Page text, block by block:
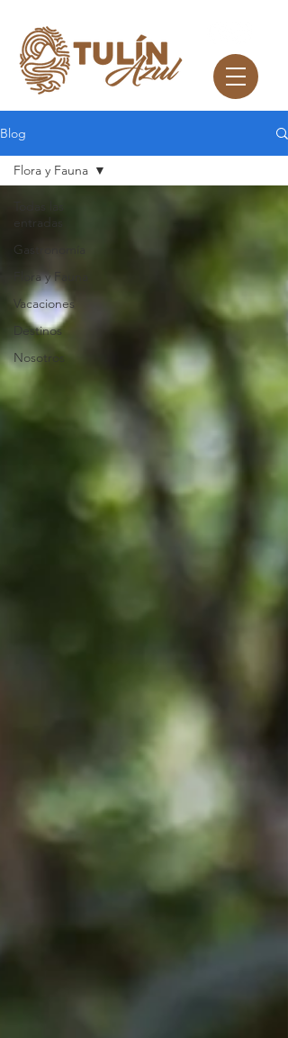
Blog
entradas
Gastronomía
Flora y Fauna
Vacaciones
Destinos
Nosotros
Flora y Fauna